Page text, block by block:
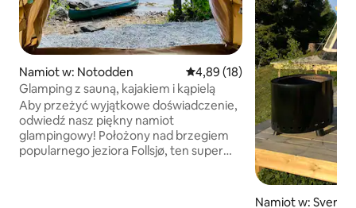
Namiot w: Notodden Średnia ocena: 4,89 na 5,
4,89 (18)
Glamping z sauną, kajakiem i kąpielą
Aby przeżyć wyjątkowe doświadczenie,
odwiedź nasz piękny namiot
glampingowy! Położony nad brzegiem
popularnego jeziora Follsjø, ten super
Namiot w: